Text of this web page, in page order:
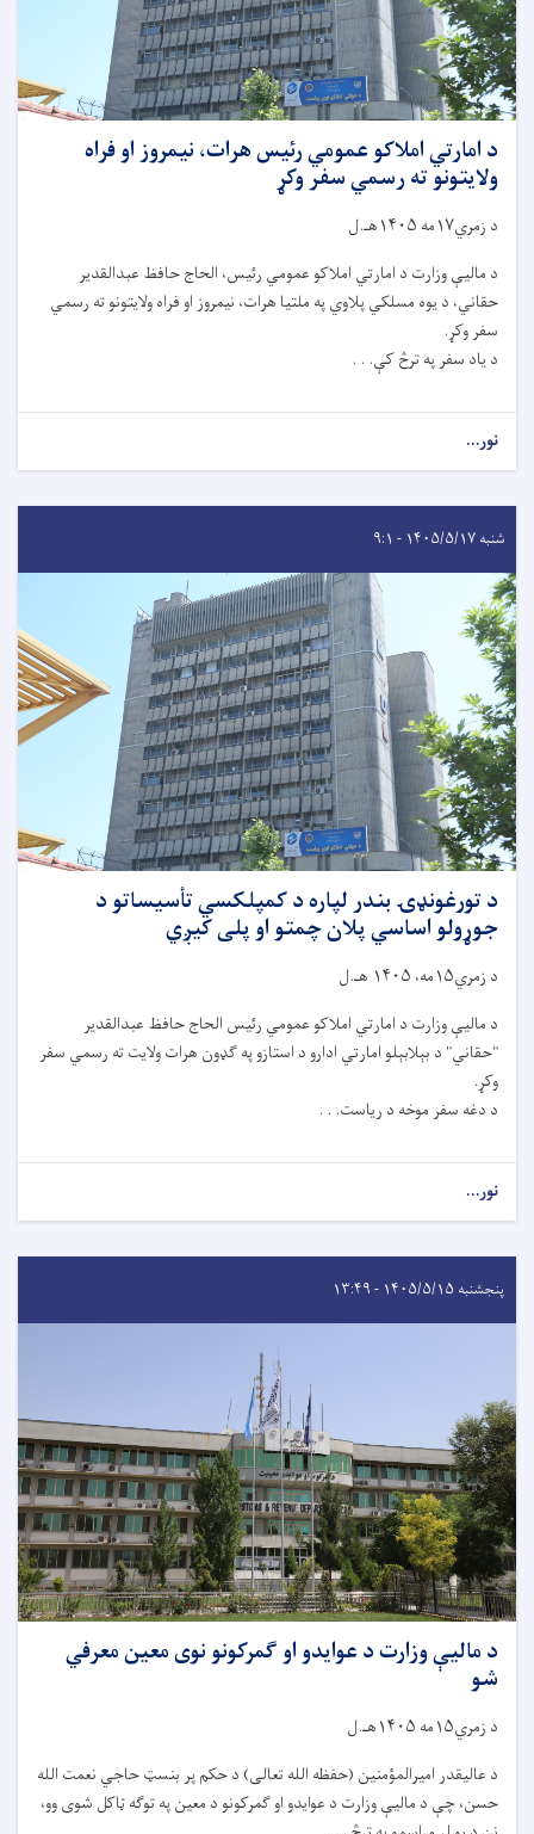
د امارتي املاکو عمومي رئیس هرات، نیمروز او فراه
ولایتونو ته رسمي سفر وکړ
د زمري۱۷مه ۱۴۰۵هـ.ل
د مالیې وزارت د امارتي املاکو عمومي رئیس، الحاج حافظ عبدالقدیر
حقاني، د یوه مسلکي پلاوي په ملتیا هرات، نیمروز او فراه ولایتونو ته رسمي
سفر وکړ.
د یاد سفر په ترڅ کې. . .
نور...
شنبه ۱۴۰۵/۵/۱۷ - ۹:۱
د تورغونډۍ بندر لپاره د کمپلکسي تأسیساتو د
جوړولو اساسي پلان چمتو او پلی کیږي
د زمري۱۵مه، ۱۴۰۵ هـ.ل
د مالیې وزارت د امارتي املاکو عمومي رئیس الحاج حافظ عبدالقدیر
"حقاني" د بېلابېلو امارتي ادارو د استازو په ګډون هرات ولایت ته رسمي سفر
وکړ.
د دغه سفر موخه د ریاست. . .
نور...
پنجشنبه ۱۴۰۵/۵/۱۵ - ۱۳:۴۹
د مالیې وزارت د عوایدو او ګمرکونو نوی معین معرفي
شو
د زمري۱۵مه ۱۴۰۵هـ.ل
د عالیقدر امیرالمؤمنین (حفظه الله تعالی) د حکم پر بنسټ حاجي نعمت الله
حسن، چې د مالیې وزارت د عوایدو او ګمرکونو د معین په توګه ټاکل شوی وو،